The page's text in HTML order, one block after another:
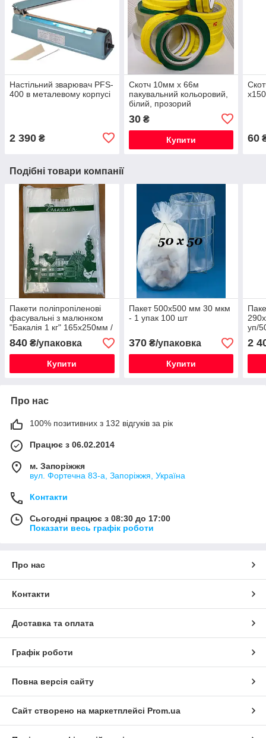
Настільний зварювач PFS-
400 в металевому корпусі
2 390 ₴
Скотч 10мм х 66м
пакувальний кольоровий,
білий, прозорий
30₴
Купити 60
Подібні товари компанії
Пакети поліпропіленові
фасувальні з малюнком
"Бакалія 1 кг" 165х250мм /
товщина 30мкм / уп 500шт
840 ₴/упаковка
Купити
Пакет 500х500 мм 30 мкм
- 1 упак 100 шт
370₴/упаковка
Купити
уп/
2
Про нас
100% позитивних з 132 відгуків за рік
Працює з 06.02.2014
м. Запоріжжя
вул. Фортечна 83-а, Запоріжжя, Україна
Контакти
Сьогодні працює з 08:30 до 17:00
Показати весь графік роботи
Про нас
Контакти
Доставка та оплата
Графік роботи
Повна версія сайту
Сайт створено на маркетплейсі Prom.ua